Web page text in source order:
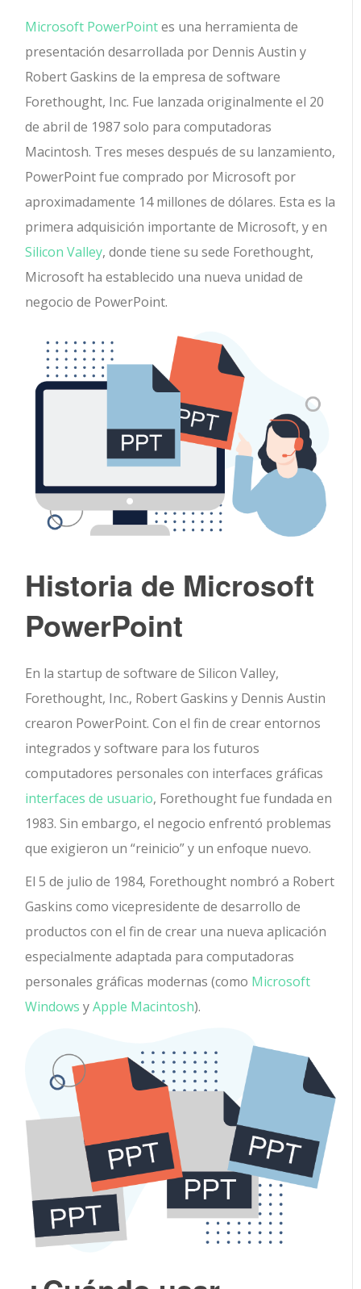
Microsoft PowerPointes una herramienta de
presentación desarrollada por Dennis Austin y
Robert Gaskins de la empresa de software
Forethought, Inc. Fue lanzada originalmente el 20
de abril de 1987 solo para computadoras
Macintosh. Tres meses después de su lanzamiento,
PowerPoint fue comprado por Microsoft por
aproximadamente 14 millones de dólares. Esta es la
primera adquisición importante de Microsoft, y en
Silicon Valley, donde tiene su sede Forethought,
Microsoft ha establecido una nueva unidad de
negocio de PowerPoint.
Historia de Microsoft
PowerPoint
En la startup de software de Silicon Valley,
Forethought, Inc., Robert Gaskins y Dennis Austin
crearon PowerPoint. Con el fin de crear entornos
integrados y software para los futuros
computadores personales con interfaces gráficas
interfaces de usuario, Forethought fue fundada en
1983. Sin embargo, el negocio enfrentó problemas
que exigieron un “reinicio” y un enfoque nuevo.
El 5 de julio de 1984, Forethought nombró a Robert
Gaskins como vicepresidente de desarrollo de
productos con el fin de crear una nueva aplicación
especialmente adaptada para computadoras
personales gráficas modernas (como Microsoft
Windows yApple Macintosh).